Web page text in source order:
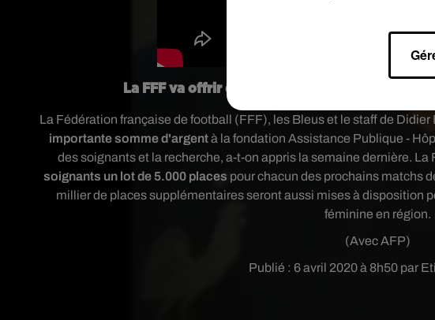
Publié : 6 avril 2020 à 8h50 par
La FFF va offrir des places aux soignants pour
La Fédération française de football (FFF), les Bleus et le staff de
importante somme d'argentà la fondation Assistance Publique -
des soignants et la recherche, a-t-on appris la semaine dernière.
soignants un lot de 5.000 places pour chacun des prochains matchs
millier de places supplémentaires seront aussi mises à disposition
féminine en région.
(Avec AFP)